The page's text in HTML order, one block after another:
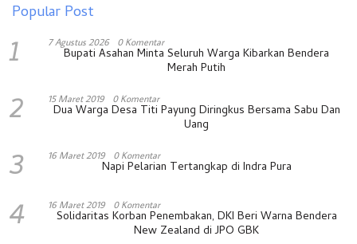
Popular Post
1 7 Agustus 2026 0 Komentar
Bupati Asahan Minta Seluruh Warga Kibarkan Bendera
Merah Putih
2 15 Maret 2019 0 Komentar
Dua Warga Desa Titi Payung Diringkus Bersama Sabu Dan
Uang
3 16 Maret 2019 0 Komentar
Napi Pelarian Tertangkap di Indra Pura
4 16 Maret 2019 0 Komentar
Solidaritas Korban Penembakan, DKI Beri Warna Bendera
New Zealand di JPO GBK